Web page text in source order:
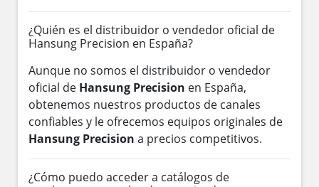
¿Quién es el distribuidor o vendedor oficial de
Hansung Precision en España?
Aunque no somos el distribuidor o vendedor
oficial de Hansung Precision en España,
obtenemos nuestros productos de canales
confiables y le ofrecemos equipos originales de
Hansung Precision a precios competitivos.
¿Cómo puedo acceder a catálogos de